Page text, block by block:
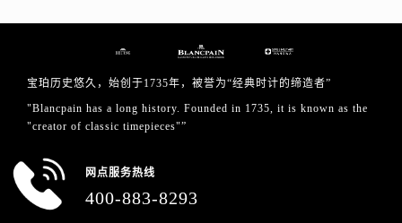
山东省济宁市任城区太白楼路宝珀售后服务中心（需提前预约）
宝珀历史悠久，始创于1735年，被誉为“经典时计的缔造者”
"Blancpain has a long history. Founded in 1735, it is known as the
"creator of classic timepieces"”
网点服务热线
400-883-8293